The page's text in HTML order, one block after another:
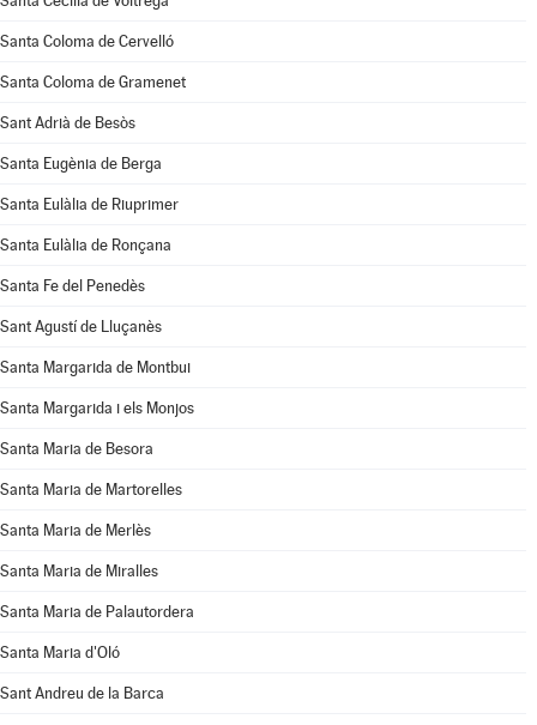
Santa Coloma de Cervelló
Santa Coloma de Gramenet
Sant Adrià de Besòs
Santa Eugènia de Berga
Santa Eulàlia de Riuprimer
Santa Eulàlia de Ronçana
Santa Fe del Penedès
Sant Agustí de Lluçanès
Santa Margarida de Montbui
Santa Margarida i els Monjos
Santa Maria de Besora
Santa Maria de Martorelles
Santa Maria de Merlès
Santa Maria de Miralles
Santa Maria de Palautordera
Santa Maria d'Oló
Sant Andreu de la Barca